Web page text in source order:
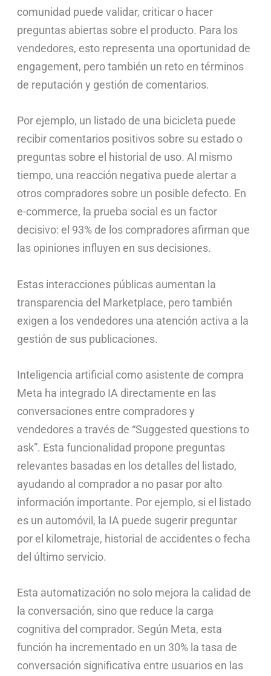
comunidad puede validar, criticar o hacer
preguntas abiertas sobre el producto. Para los
vendedores, esto representa una oportunidad de
engagement, pero también un reto en términos
de reputación y gestión de comentarios.
Por ejemplo, un listado de una bicicleta puede
recibir comentarios positivos sobre su estado o
preguntas sobre el historial de uso. Al mismo
tiempo, una reacción negativa puede alertar a
otros compradores sobre un posible defecto. En
e-commerce, la prueba social es un factor
decisivo: el 93% de los compradores afirman que
las opiniones influyen en sus decisiones.
Estas interacciones públicas aumentan la
transparencia del Marketplace, pero también
exigen a los vendedores una atención activa a la
gestión de sus publicaciones.
Inteligencia artificial como asistente de compra
Meta ha integrado IA directamente en las
conversaciones entre compradores y
vendedores a través de “Suggested questions to
ask”. Esta funcionalidad propone preguntas
relevantes basadas en los detalles del listado,
ayudando al comprador a no pasar por alto
información importante. Por ejemplo, si el listado
es un automóvil, la IA puede sugerir preguntar
por el kilometraje, historial de accidentes o fecha
del último servicio.
Esta automatización no solo mejora la calidad de
la conversación, sino que reduce la carga
cognitiva del comprador. Según Meta, esta
función ha incrementado en un 30% la tasa de
conversación significativa entre usuarios en las